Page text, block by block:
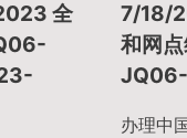
全
7/18/
和网
JQ06-
办理中